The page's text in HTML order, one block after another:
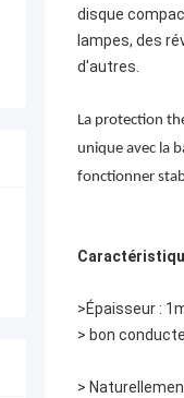
disque
lampes, des
d'autres.
La protection
unique avec la
fonctionner
>Épaisseur :
> bon
>